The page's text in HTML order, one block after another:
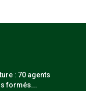
: 70 agents
formés...